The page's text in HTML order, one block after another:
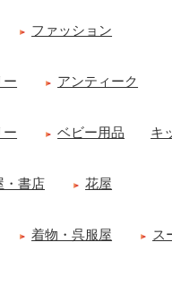
ファッション
ー アンティーク
ー ベビー用品 キ
・書店 花屋
着物・呉服屋 ス